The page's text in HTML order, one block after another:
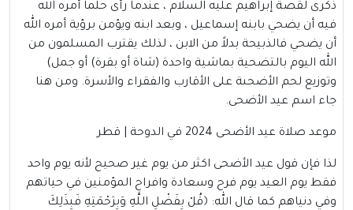
ذكرى لقصة إبراهيم عليه السلام ، عندما رأى حلما أمره الله
فيه أن يضحي بابنه إسماعيل ، وبعد ابنه ويؤمن برؤية أمره الله
أن يضحي فالذبيحة بدلاً من الابن ، لذلك يقترب المسلمون من
الله اليوم بالتضحية بماشية واحدة (شاة أو بقرة) أو جمل)
وتوزيع لحم الأضحىة على الأقارب والفقراء والأسرة. ومن هنا
جاء اسم عيد الأضحى.
موعد صلاة عيد الأضحى 2024 في الدوحة | قطر
لذا فإن قول عيد الأضحى اكثر من يوم غير صحيح لأنه يوم واحد
فقط يوم العيد يوم فرح وسعادة وافراح المؤمنين في حياتهم
وفي دنياهم كما قال الله: ﴿قُلْ بِفَضْلِ اللَّهِ وَبِرَحْمَتِهِ فَبِذَلِكَ